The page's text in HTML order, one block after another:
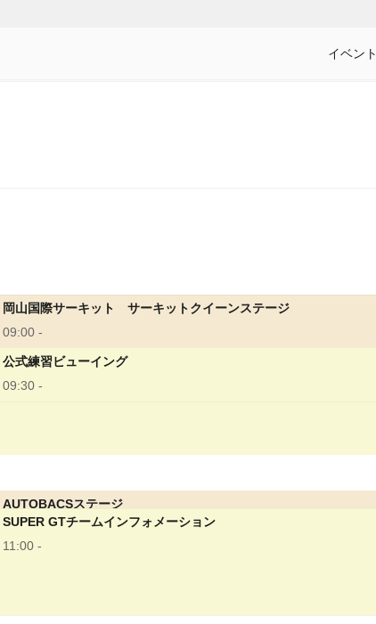
岡山国際サーキット サーキットクイーンステージ
09:00 -
公式練習ビューイング
09:30 -
AUTOBACSステージ
10:50 -
SUPER GTチームインフォメーション
11:00 -
イベント